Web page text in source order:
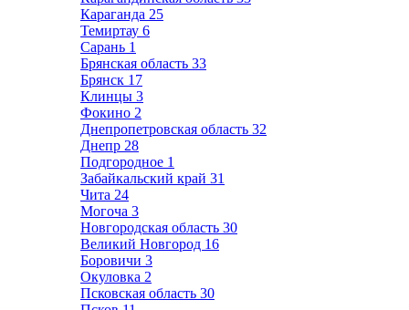
Караганда 25
Темиртау 6
Сарань 1
Брянская область 33
Брянск 17
Клинцы 3
Фокино 2
Днепропетровская область 32
Днепр 28
Подгородное 1
Забайкальский край 31
Чита 24
Могоча 3
Новгородская область 30
Великий Новгород 16
Боровичи 3
Окуловка 2
Псковская область 30